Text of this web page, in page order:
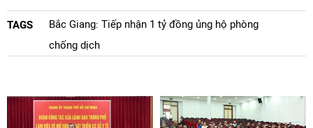
TAGS
Bắc Giang: Tiếp nhận 1 tỷ đồng ủng hộ phòng
chống dịch